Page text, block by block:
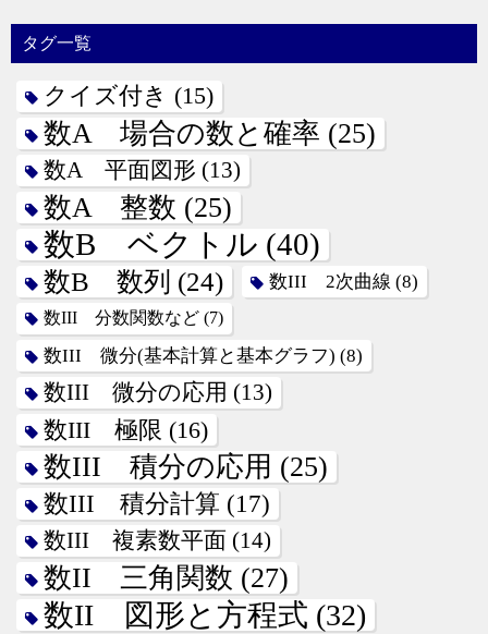
タグ一覧
クイズ付き (15)
数A 場合の数と確率 (25)
数A 平面図形 (13)
数A 整数 (25)
数B ベクトル (40)
数B 数列 (24) 数III 2次曲線 (8)
数III 分数関数など (7)
数III 微分(基本計算と基本グラフ) (8)
数III 微分の応用 (13)
数III 極限 (16)
数III 積分の応用 (25)
数III 積分計算 (17)
数III 複素数平面 (14)
数II 三角関数 (27)
数II 図形と方程式 (32)